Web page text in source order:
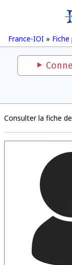
France-IOI »
Consulter la fiche